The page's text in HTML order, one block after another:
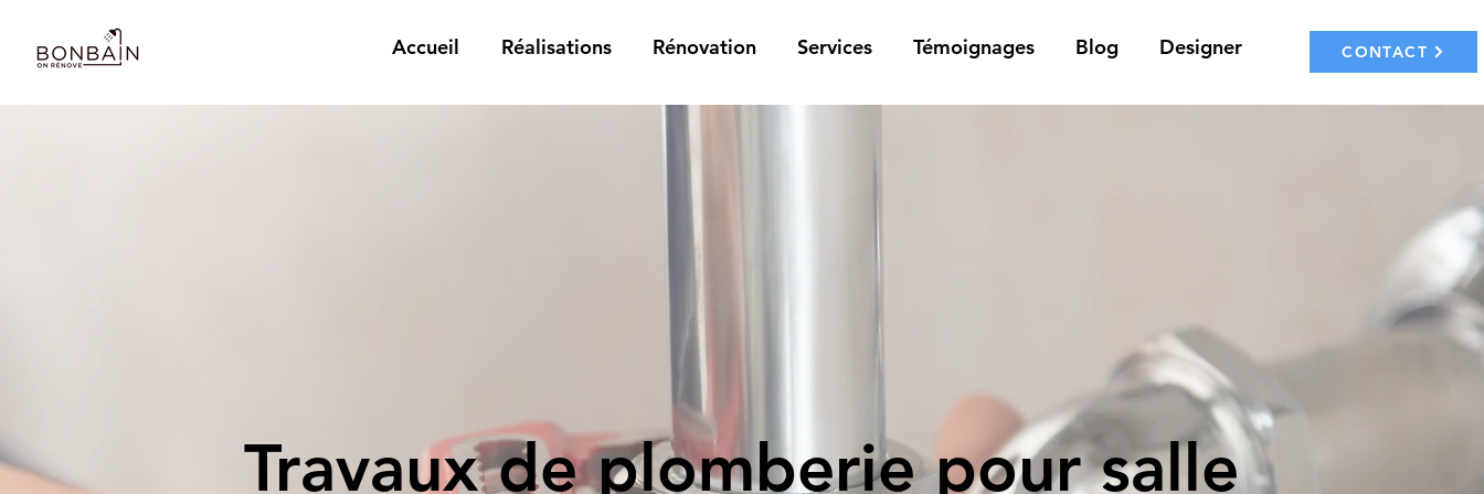
Accueil Réalisations Rénovation Services Témoignages Blog Designer CONTACT
Travaux de plomberie pour salle